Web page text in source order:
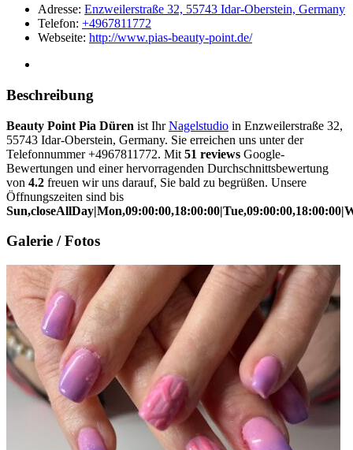
Adresse: Enzweilerstraße 32, 55743 Idar-Oberstein, Germany
Telefon: +4967811772
Webseite: http://www.pias-beauty-point.de/
Beschreibung
Beauty Point Pia Düren ist IhrNagelstudio in Enzweilerstraße 32,
55743 Idar-Oberstein, Germany. Sie erreichen uns unter der
Telefonnummer +4967811772. Mit 51 reviews Google-
Bewertungen und einer hervorragenden Durchschnittsbewertung
von 4.2 freuen wir uns darauf, Sie bald zu begrüßen. Unsere
Öffnungszeiten sind bis
Galerie / Fotos